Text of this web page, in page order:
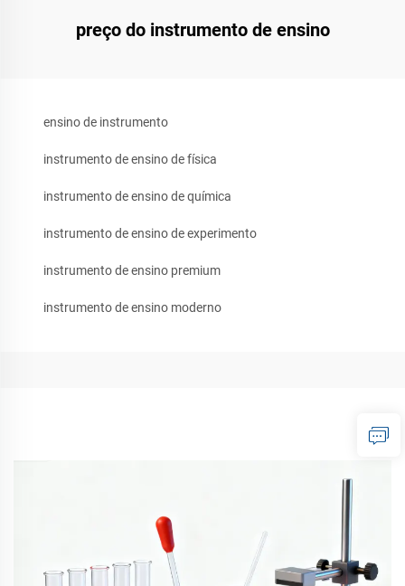
preço do instrumento de ensino
ensino de instrumento
instrumento de ensino de física
instrumento de ensino de química
instrumento de ensino de experimento
instrumento de ensino premium
instrumento de ensino moderno